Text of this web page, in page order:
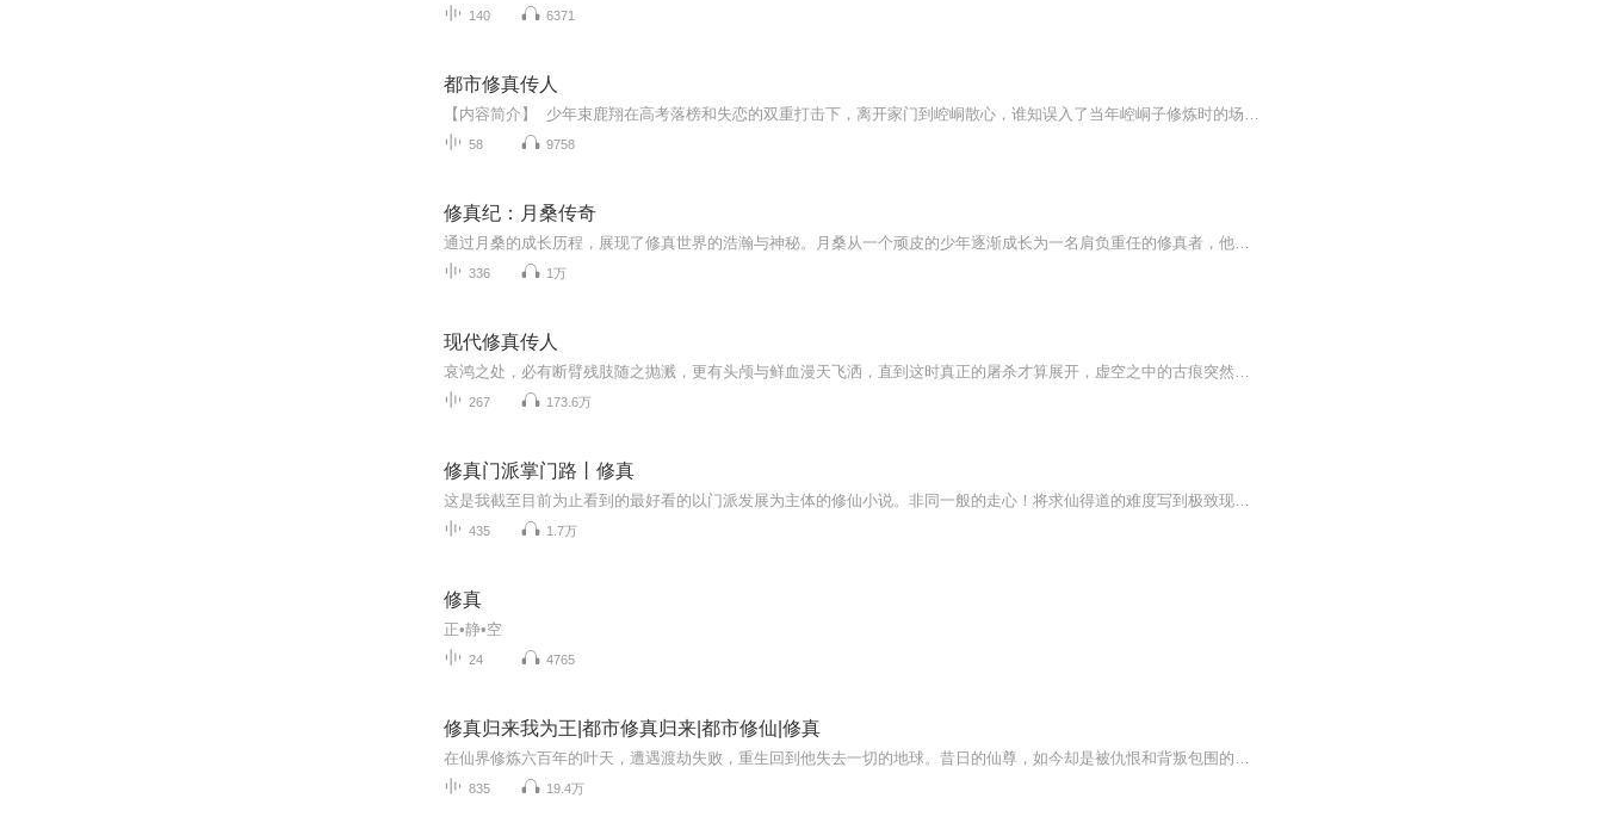
140 6371
都市修真传人
【内容简介】 少年束鹿翔在高考落榜和失恋的双重打击下，离开家门到崆峒散心，谁知误入了当年崆峒子修炼时的场所，待他修炼归来后重新高考，考入了诸多国人学子梦寐以求的清华大学，随即在校园生活下发现了各种神秘组织都对我中华大地虎视耽耽。【作者/...
58 9758
修真纪：月桑传奇
通过月桑的成长历程，展现了修真世界的浩瀚与神秘。月桑从一个顽皮的少年逐渐成长为一名肩负重任的修真者，他的故事还在继续，而他的命运也将与整个修真世界紧密相连。
336 1万
现代修真传人
哀鸿之处，必有断臂残肢随之抛溅，更有头颅与鲜血漫天飞洒，直到这时真正的屠杀才算展开，虚空之中的古痕突然睁开了死神的眼睛．苍天不轨，崩毁六道，阴谋丛生，看我主沉浮。苍天谋我便毁你贼老天，六道崩，我便重塑轮回。...
267 173.6万
修真门派掌门路丨修真
这是我截至目前为止看到的最好看的以门派发展为主体的修仙小说。非同一般的走心！将求仙得道的难度写到极致现实，但是也很俗。如同市井泼皮！无数的人物，无数的势力，交织成一张巨大的网，每个角色都在其中挣扎。你越强大，网对你的束缚越少，但绝大多数...
435 1.7万
修真
正•静•空
24 4765
修真归来我为王|都市修真归来|都市修仙|修真
在仙界修炼六百年的叶天，遭遇渡劫失败，重生回到他失去一切的地球。昔日的仙尊，如今却是被仇恨和背叛包围的孤狼！倾家荡产之仇、亡妻之痛，让他发誓以血洗过往！从豪门世家到暗潮涌动的势力之间，叶天将用无上法力和智慧，一步步揭开隐藏在黑暗中的真相...
835 19.4万